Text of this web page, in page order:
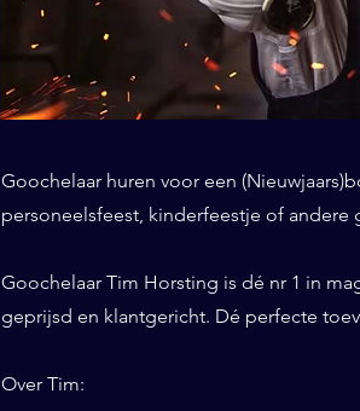
Goochelaar huren voor een
personeelsfeest, kinderfeestje of
Goochelaar Tim Horsting is dé nr 1 in
geprijsd en klantgericht. Dé perfecte
Over Tim: